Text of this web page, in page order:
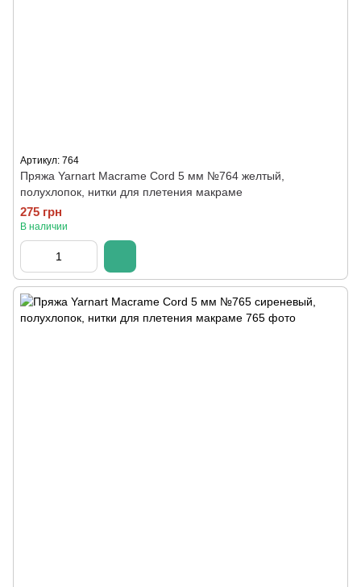
Артикул: 764
Пряжа Yarnart Macrame Cord 5 мм №764 желтый,
полухлопок, нитки для плетения макраме
275 грн
В наличии